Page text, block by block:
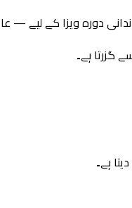
دورہ ویزا کے
ہے۔